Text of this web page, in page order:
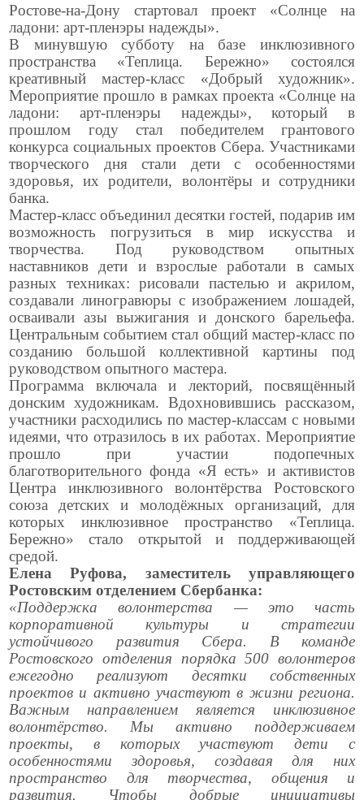
Ростове-на-Дону стартовал проект «Солнце на
ладони: арт-пленэры надежды».
В минувшую субботу на базе инклюзивного
пространства «Теплица. Бережно» состоялся
креативный мастер-класс «Добрый художник».
Мероприятие прошло в рамках проекта «Солнце на
ладони: арт-пленэры надежды», который в
прошлом году стал победителем грантового
конкурса социальных проектов Сбера. Участниками
творческого дня стали дети с особенностями
здоровья, их родители, волонтёры и сотрудники
банка.
Мастер-класс объединил десятки гостей, подарив им
возможность погрузиться в мир искусства и
творчества. Под руководством опытных
наставников дети и взрослые работали в самых
разных техниках: рисовали пастелью и акрилом,
создавали линогравюры с изображением лошадей,
осваивали азы выжигания и донского барельефа.
Центральным событием стал общий мастер-класс по
созданию большой коллективной картины под
руководством опытного мастера.
Программа включала и лекторий, посвящённый
донским художникам. Вдохновившись рассказом,
участники расходились по мастер-классам с новыми
идеями, что отразилось в их работах. Мероприятие
прошло при участии подопечных
благотворительного фонда «Я есть» и активистов
Центра инклюзивного волонтёрства Ростовского
союза детских и молодёжных организаций, для
которых инклюзивное пространство «Теплица.
Бережно» стало открытой и поддерживающей
средой.
Елена Руфова, заместитель управляющего
Ростовским отделением Сбербанка:
«Поддержка волонтерства — это часть
корпоративной культуры и стратегии
устойчивого развития Сбера. В команде
Ростовского отделения порядка 500 волонтеров
ежегодно реализуют десятки собственных
проектов и активно участвуют в жизни региона.
Важным направлением является инклюзивное
волонтёрство. Мы активно поддерживаем
проекты, в которых участвуют дети с
особенностями здоровья, создавая для них
пространство для творчества, общения и
развития. Чтобы добрые инициативы